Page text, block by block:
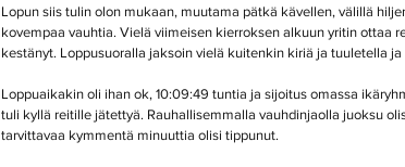
Lopun siis tulin olon mukaan, muutama pätkä kävellen, välillä
kovempaa vauhtia. Vielä viimeisen kierroksen alkuun yritin ottaa
kestänyt. Loppusuoralla jaksoin vielä kuitenkin kiriä ja tuuletella
Loppuaikakin oli ihan ok, 10:09:49 tuntia ja sijoitus omassa
tuli kyllä reitille jätettyä. Rauhallisemmalla vauhdinjaolla juoksu
tarvittavaa kymmentä minuuttia olisi tippunut.